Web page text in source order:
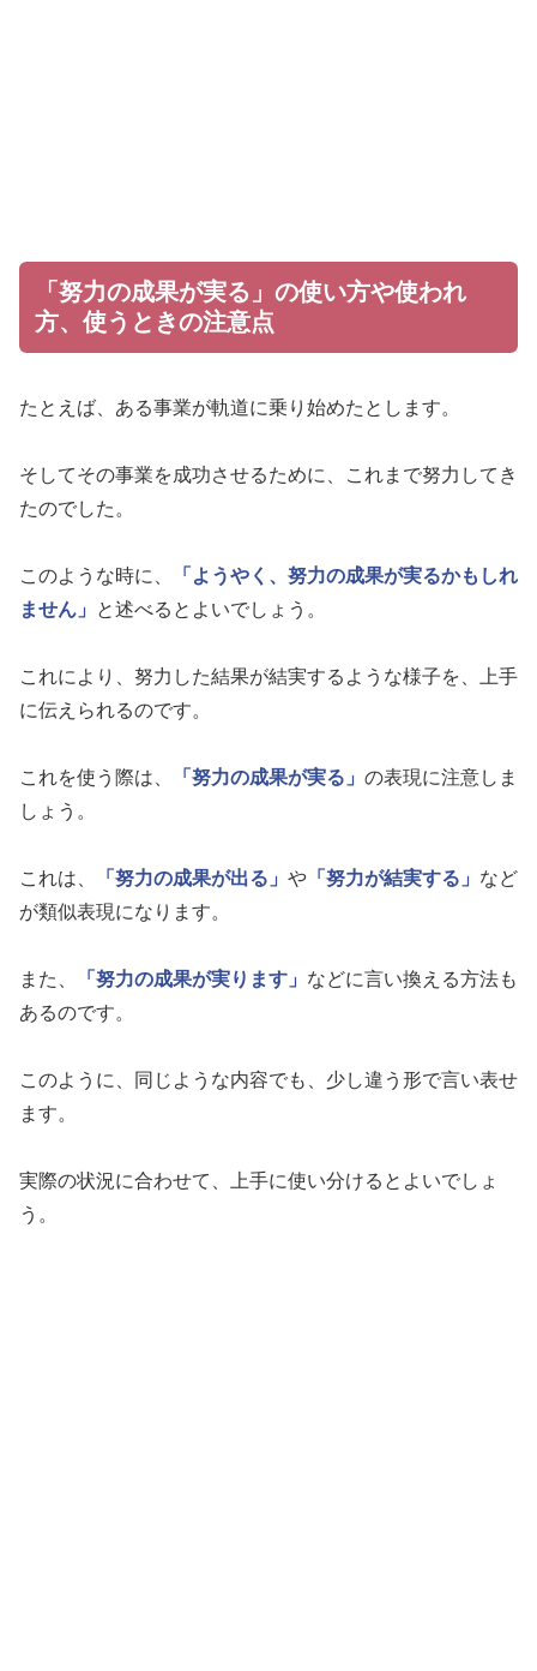
「努力の成果が実る」の使い方や使われ
方、使うときの注意点
たとえば、ある事業が軌道に乗り始めたとします。
そしてその事業を成功させるために、これまで努力してき
たのでした。
このような時に、
「ようやく、努力の成果が実るかもしれ
ません」
と述べるとよいでしょう。
これにより、努力した結果が結実するような様子を、上手
に伝えられるのです。
これを使う際は、 「努力の成果が実る」 の表現に注意しま
しょう。
これは、 「努力の成果が出る」 や 「努力が結実する」 など
が類似表現になります。
また、 「努力の成果が実ります」 などに言い換える方法も
あるのです。
このように、同じような内容でも、少し違う形で言い表せ
ます。
実際の状況に合わせて、上手に使い分けるとよいでしょ
う。